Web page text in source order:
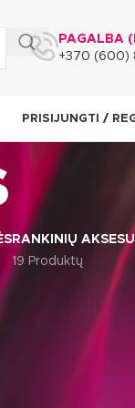
PAGALBA
+370 (600)
PRISIJUNGTI /
RANKINIŲ
19 Produktų
12